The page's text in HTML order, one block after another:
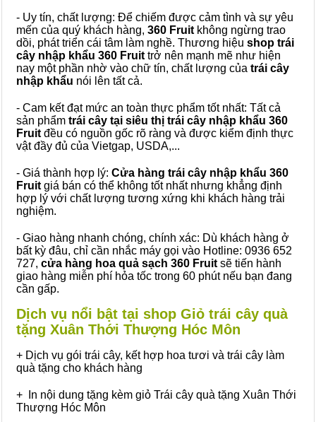
- Uy tín, chất lượng: Để chiếm được cảm tình và sự yêu
mến của quý khách hàng, 360 Fruit không ngừng trao
dồi, phát triển cái tâm làm nghề. Thương hiệu shop trái
cây nhập khẩu 360 Fruit trở nên mạnh mẽ như hiện
nay một phần nhờ vào chữ tín, chất lượng của trái cây
nhập khẩu nói lên tất cả.
- Cam kết đạt mức an toàn thực phẩm tốt nhất: Tất cả
sản phẩm trái cây tại siêu thị trái cây nhập khẩu 360
Fruit đều có nguồn gốc rõ ràng và được kiểm định thực
vật đầy đủ của Vietgap, USDA,...
- Giá thành hợp lý: Cửa hàng trái cây nhập khẩu 360
Fruit giá bán có thể không tốt nhất nhưng khẳng định
hợp lý với chất lượng tương xứng khi khách hàng trải
nghiệm.
- Giao hàng nhanh chóng, chính xác: Dù khách hàng ở
bất kỳ đâu, chỉ cần nhắc máy gọi vào Hotline: 0936 652
727, cửa hàng hoa quả sạch 360 Fruit sẽ tiến hành
giao hàng miễn phí hỏa tốc trong 60 phút nếu bạn đang
cần gấp.
Dịch vụ nổi bật tại shop Giỏ trái cây quà
tặng Xuân Thới Thượng Hóc Môn
+ Dịch vụ gói trái cây, kết hợp hoa tươi và trái cây làm
quà tặng cho khách hàng
+ In nội dung tặng kèm giỏ Trái cây quà tặng Xuân Thới
Thượng Hóc Môn